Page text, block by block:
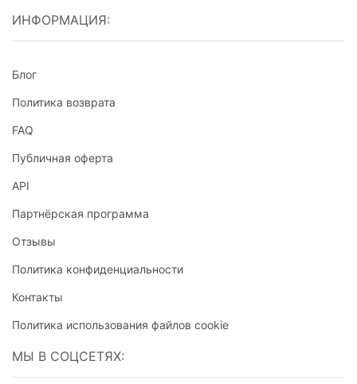
ИНФОРМАЦИЯ:
Блог
Политика возврата
FAQ
Публичная оферта
API
Партнёрская программа
Отзывы
Политика конфиденциальности
Контакты
Политика использования файлов cookie
МЫ В СОЦСЕТЯХ: